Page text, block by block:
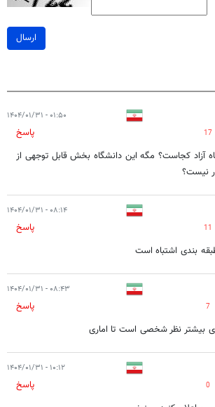
ارسال
۰۱:۵۰ - ۱۴۰۴/۰۱/۳۱
17
پاسخ
آزاد کجاست؟ مگه این دانشگاه بخش قابل توجهی از
نیست؟
۰۸:۱۴ - ۱۴۰۴/۰۱/۳۱
11
پاسخ
بندی اشتباه است
۰۸:۴۳ - ۱۴۰۴/۰۱/۳۱
7
پاسخ
بیشتر نظر شخصی است تا اماری
۱۰:۱۲ - ۱۴۰۴/۰۱/۳۱
0
پاسخ